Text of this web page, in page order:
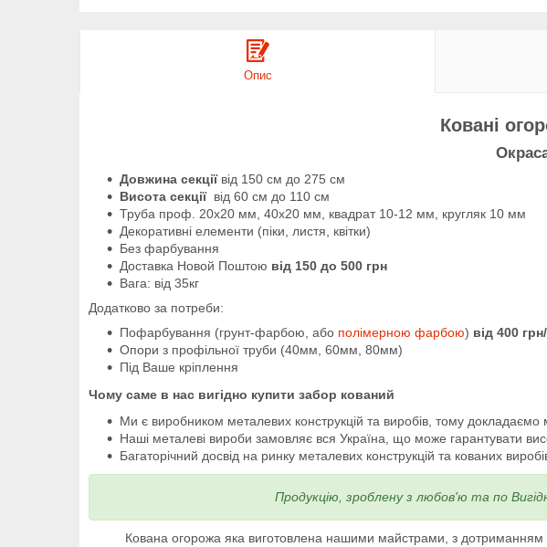
Опис
Ковані
Довжина секціївід 150 см до 275 см
Висота секції від 60 см до 110 см
Труба проф. 20х20 мм, 40х20 мм, квадрат 10-12 мм, кругляк 10 мм
Декоративні елементи (піки, листя, квітки)
Без фарбування
Доставка Новой Поштою від 150 до 500 грн
Вага: від 35кг
Додатково за потреби:
Пофарбування (грунт-фарбою, або полімерною фарбою) від 400
Опори з профільної труби (40мм, 60мм, 80мм)
Під Ваше кріплення
Чому саме в нас вигідно купити забор кований
Ми є виробником металевих конструкцій та виробів, тому
Наші металеві вироби замовляє вся Україна, що може гарантувати
Багаторічний досвід на ринку металевих конструкцій та кованих
Продукцію, зроблену з любов'ю та по
Кована огорожа яка виготовлена нашими майстрами, з дотриманням